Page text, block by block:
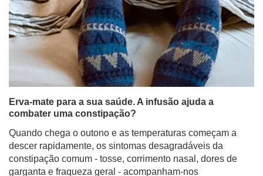
Erva-mate para a sua saúde. A infusão ajuda a
combater uma constipação?
Quando chega o outono e as temperaturas começam a
descer rapidamente, os sintomas desagradáveis da
constipação comum - tosse, corrimento nasal, dores de
garganta e fraqueza geral - acompanham-nos